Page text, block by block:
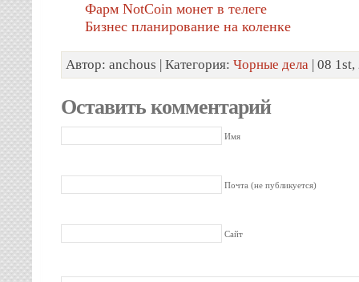
Фарм NotCoin монет в телеге
Бизнес планирование на коленке
Автор: anchous | Категория: Чорные дела | 08
Оставить комментарий
Имя
Почта (не публикуется)
Сайт